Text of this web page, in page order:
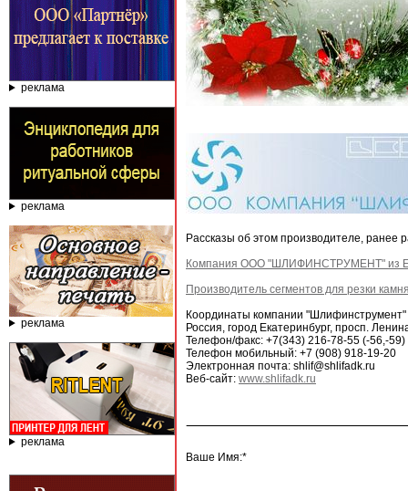
реклама
реклама
реклама
реклама
Рассказы об этом производителе, ранее
Компания ООО "ШЛИФИНСТРУМЕНТ" из
Производитель сегментов для резки
Координаты компании "Шлифинструмент"
Россия, город Екатеринбург, просп.
Телефон/факс: +7(343) 216-78-55 (-56,-59)
Телефон мобильный: +7 (908) 918-19-20
Электронная почта: shlif@shlifadk.ru
Веб-сайт: www.shlifadk.ru
Ваше Имя:*